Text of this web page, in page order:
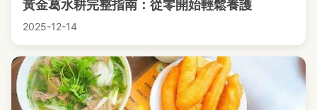
黃金葛水耕完整指南：從零開始輕鬆養護
2025-12-14